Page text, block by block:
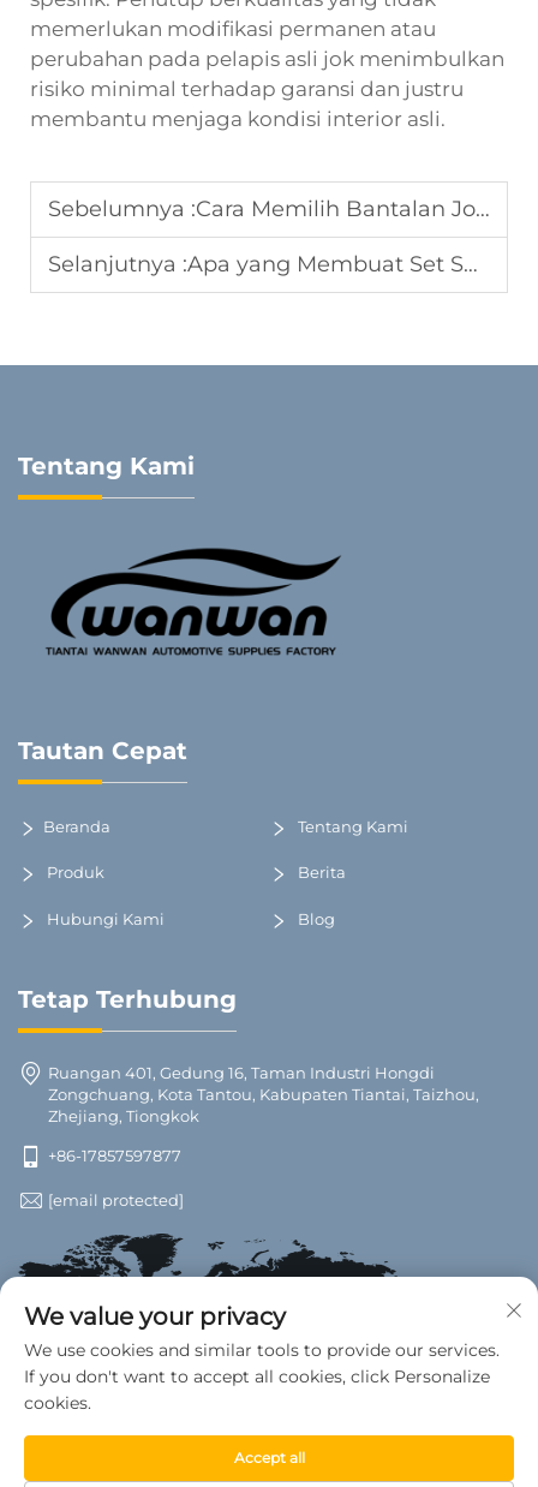
memerlukan modifikasi permanen atau
perubahan pada pelapis asli jok menimbulkan
risiko minimal terhadap garansi dan justru
membantu menjaga kondisi interior asli.
Sebelumnya :Cara Memilih Bantalan Jok Mobil yang Tepat untuk Pasokan OEM atau Grosir
Selanjutnya :Apa yang Membuat Set Sarung Jok Mobil Lengkap Ideal bagi Distributor Global
Tentang Kami
Tautan Cepat
Beranda Tentang Kami
Produk Berita
Hubungi Kami Blog
Tetap Terhubung
Ruangan 401, Gedung 16, Taman Industri Hongdi
Zongchuang, Kota Tantou, Kabupaten Tiantai, Taizhou,
Zhejiang, Tiongkok
+86-17857597877
[email protected]
We value your privacy
We use cookies and similar tools to provide our services.
If you don't want to accept all cookies, click Personalize
cookies.
Accept all